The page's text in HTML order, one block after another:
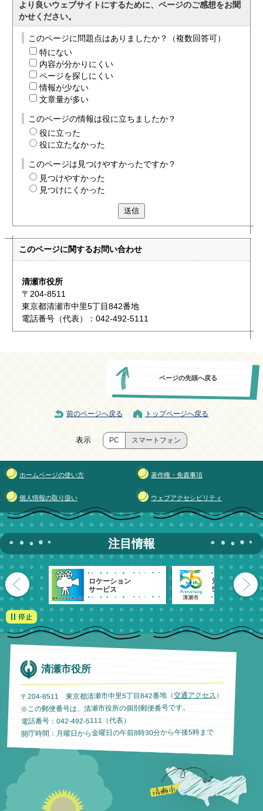
より良いウェブサイトにするために、ページのご感想をお聞
かせください。
このページに問題点はありましたか？（複数回答可）
特にない
内容が分かりにくい
ページを探しにくい
情報が少ない
文章量が多い
このページの情報は役に立ちましたか？
役に立った
役に立たなかった
このページは見つけやすかったですか？
見つけやすかった
見つけにくかった
送信
このページに関するお問い合わせ
清瀬市役所
〒204-8511
東京都清瀬市中里5丁目842番地
電話番号（代表）：042-492-5111
ページの先頭へ戻る
前のページへ戻る トップページへ戻る
表示 PC スマートフォン
ホームページの使い方 著作権・免責事項
個人情報の取り扱い ウェブアクセシビリティ
注目情報
ロケーション
サービス
清瀬市
55周年記念
清瀬市役所
〒204-8511 東京都清瀬市中里5丁目842番地（交通アクセス ）
※この郵便番号は、清瀬市役所の個別郵便番号です。
電話番号：042-492-5111（代表）
開庁時間：月曜日から金曜日の午前8時30分から午後5時まで